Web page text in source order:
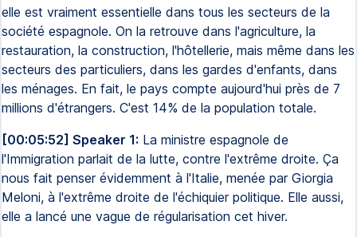
elle est vraiment essentielle dans tous les secteurs de la
société espagnole. On la retrouve dans l'agriculture, la
restauration, la construction, l'hôtellerie, mais même dans les
secteurs des particuliers, dans les gardes d'enfants, dans
les ménages. En fait, le pays compte aujourd'hui près de 7
millions d'étrangers. C'est 14% de la population totale.
[00:05:52] Speaker 1: La ministre espagnole de
l'Immigration parlait de la lutte, contre l'extrême droite. Ça
nous fait penser évidemment à l'Italie, menée par Giorgia
Meloni, à l'extrême droite de l'échiquier politique. Elle aussi,
elle a lancé une vague de régularisation cet hiver.